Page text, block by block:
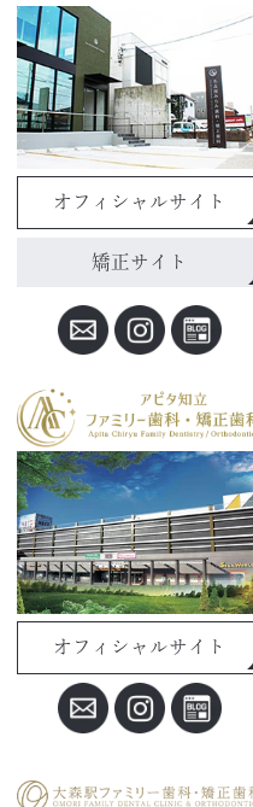
オフィシャルサイト
矯正サイト
オフィシャルサイト